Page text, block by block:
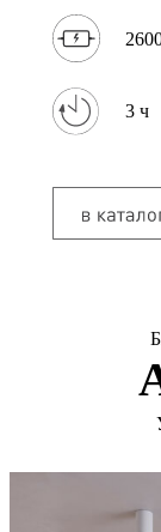
3 ч